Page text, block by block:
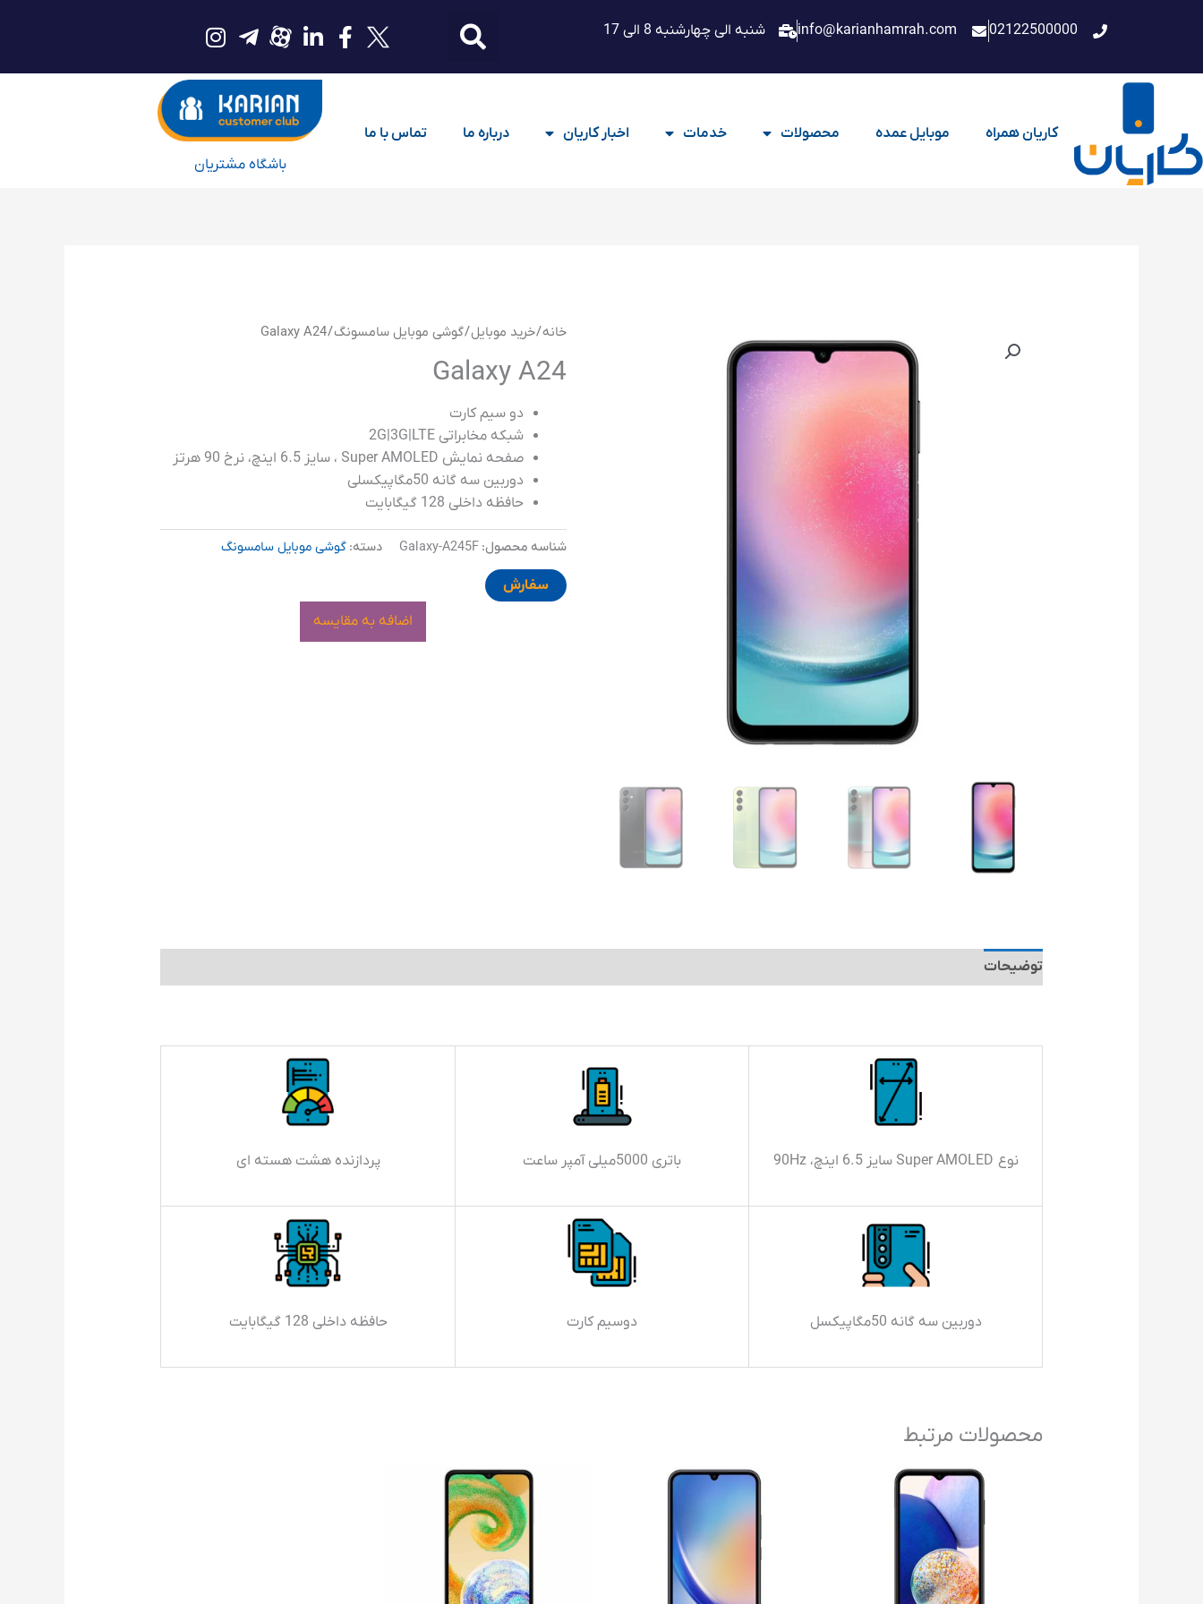
02122500000
info@karianhamrah.com شنبه الی چهارشنبه 8 الی 17
کاریان همراه موبایل عمده محصولات خدمات اخبار کاریان درباره ما
تماس با ما
باشگاه مشتریان
خانه/خرید موبایل/گوشی موبایل سامسونگ/ Galaxy A24
Galaxy A24
دو سیم کارت
شبکه مخابراتی 2G|3G|LTE
صفحه نمایش Super AMOLED ، سایز 6.5 اینچ، نرخ 90 هرتز
دوربین سه گانه 50مگاپیکسلی
حافظه داخلی 128 گیگابایت
شناسه محصول: Galaxy-A245F دسته:گوشی موبایل سامسونگ
سفارش
اضافه به مقایسه
توضیحات
نوع Super AMOLED سایز 6.5 اینچ، 90Hz باتری 5000میلی آمپر ساعت پردازنده هشت هسته ای
دوربین سه گانه 50مگاپیکسل دوسیم کارت حافظه داخلی 128 گیگابایت
محصولات مرتبط